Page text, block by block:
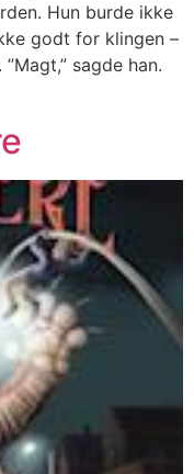
Hun burde ikke
godt for klingen –
sagde han.